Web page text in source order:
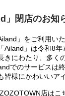
」閉店のお知
」をご利用い
Ailand」は令和8
きにわたり、多く
でのサービスは
皆様にかわいいア
店はこ